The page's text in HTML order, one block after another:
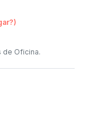
de Oficina.